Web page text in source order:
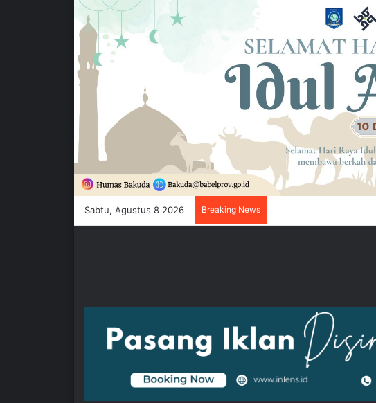
Sabtu, Agustus 8 2026 Breaking News